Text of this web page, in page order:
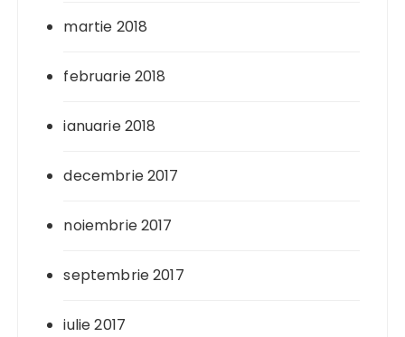
martie 2018
februarie 2018
ianuarie 2018
decembrie 2017
noiembrie 2017
septembrie 2017
iulie 2017